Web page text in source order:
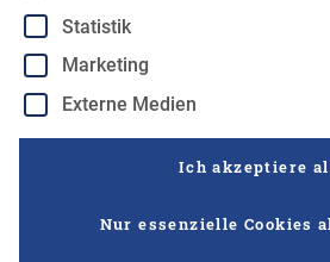
wenig Aufwand macht! Und noch
Quark-Zipferl lassen sich auch
Statistik
Marketing
Externe Medien
Ich akzeptiere
Nur essenzielle Cookies